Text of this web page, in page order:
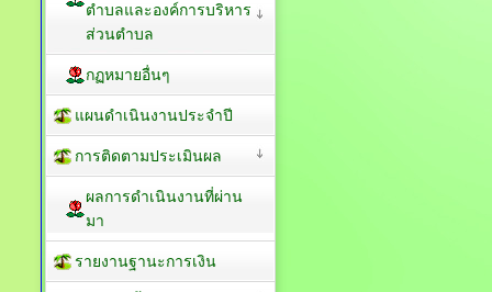
ตำบลและองค์การบริหาร
ส่วนตำบล
กฏหมายอื่นๆ
แผนดำเนินงานประจำปี
การติดตามประเมินผล
ผลการดำเนินงานที่ผ่าน
มา
รายงานฐานะการเงิน